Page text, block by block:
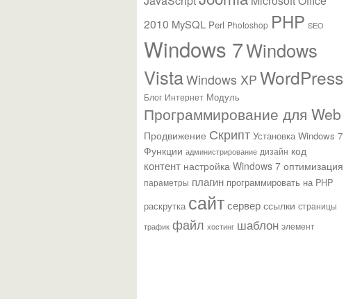
2010 MySQL Perl Photoshop PHP SEO
Windows 7Windows
VistaWindows XP WordPress
Блог Интернет Модуль
Программирование для Web
Продвижение Скрипт Установка Windows 7
Функции администрирование дизайн код
контент настройка Windows 7 оптимизация
параметры плагин программировать на PHP
раскрутка сайтсервер ссылки страницы
трафик файл хостинг шаблон элемент